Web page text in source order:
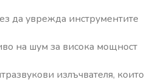
да уврежда инструментите
на шум за висока мощност
излъчвателя, които